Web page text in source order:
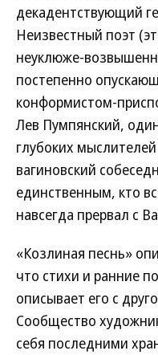
декадентствующий
Неизвестный поэт
неуклюже-
постепенно
конформистом-
Лев Пумпянский,
глубоких
вагиновский
единственным, кто
навсегда прервал с
«Козлиная песнь»
что стихи и ранние
описывает его с
Сообщество
себя последними